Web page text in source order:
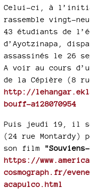
Celui-ci, à
rassemble vingt-
43 étudiants de
d’Ayotzinapa,
assassinés le 26
A voir au cours
de la Cépière (8
http://
bouff-a128070954
Puis jeudi 19, il
(24 rue Montardy)
son film
https://
cosmograph.fr/
acapulco.html